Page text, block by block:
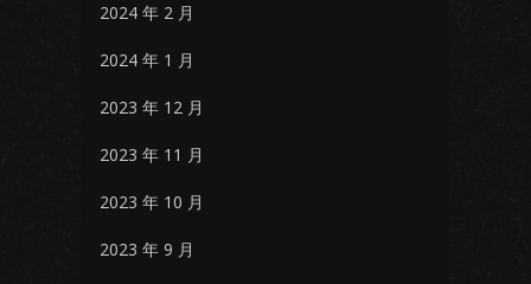
2024 年 2 月
2024 年 1 月
2023 年 12 月
2023 年 11 月
2023 年 10 月
2023 年 9 月